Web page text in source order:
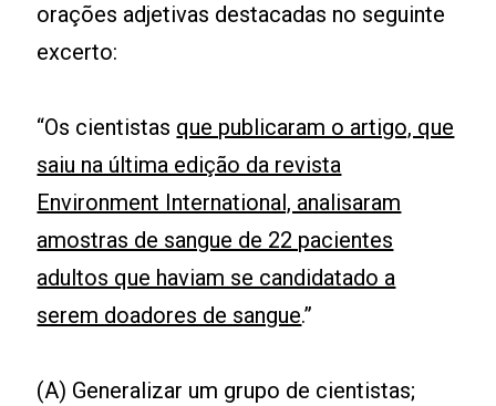
orações adjetivas destacadas no seguinte
excerto:
“Os cientistas que publicaram o artigo, que
saiu na última edição da revista
Environment International, analisaram
amostras de sangue de 22 pacientes
adultos que haviam se candidatado a
serem doadores de sangue.”
(A) Generalizar um grupo de cientistas;